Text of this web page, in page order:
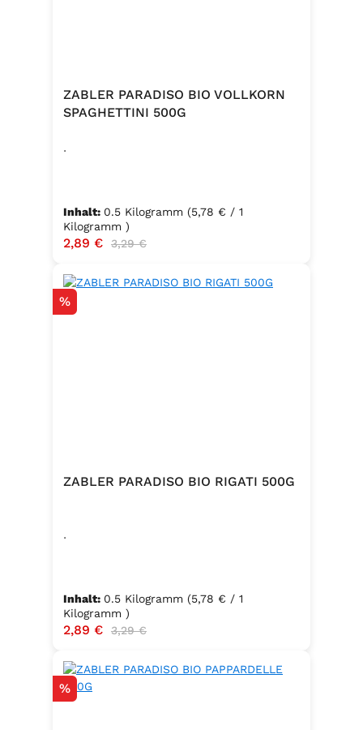
ZABLER PARADISO BIO VOLLKORN
SPAGHETTINI 500G
.
Inhalt: 0.5 Kilogramm (5,78 € / 1
Kilogramm )
Verkaufspreis:
2,89 € Regulärer Preis:
3,29 €
Rabatt
%
ZABLER PARADISO BIO RIGATI 500G
.
Inhalt: 0.5 Kilogramm (5,78 € / 1
Kilogramm )
Verkaufspreis:
2,89 € Regulärer Preis:
3,29 €
Rabatt
%